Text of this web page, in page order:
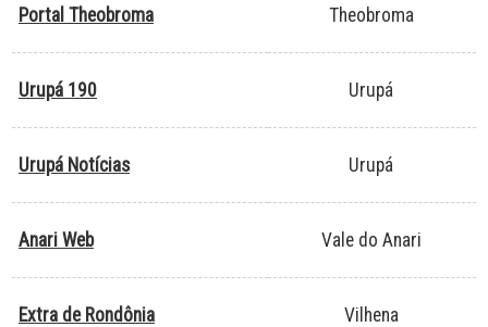
Portal Theobroma Theobroma
Urupá 190 Urupá
Urupá Notícias Urupá
Anari Web Vale do Anari
Extra de Rondônia Vilhena